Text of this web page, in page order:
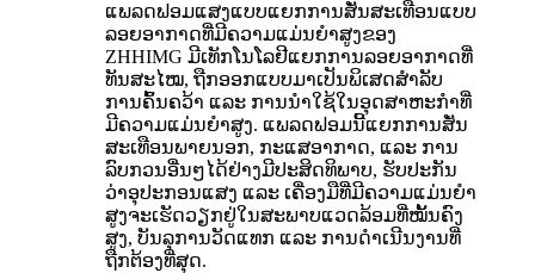
ແພລດຟອມແສງແບບແຍກການສັ່ນສະເທືອນແບບ
ລອຍອາກາດທີ່ມີຄວາມແມ່ນຍໍາສູງຂອງ
ZHHIMG ມີເທັກໂນໂລຢີແຍກການລອຍອາກາດທີ່
ທັນສະໄໝ, ຖືກອອກແບບມາເປັນພິເສດສຳລັບ
ການຄົ້ນຄວ້າ ແລະ ການນຳໃຊ້ໃນອຸດສາຫະກຳທີ່
ມີຄວາມແມ່ນຍໍາສູງ. ແພລດຟອມນີ້ແຍກການສັ່ນ
ສະເທືອນພາຍນອກ, ກະແສອາກາດ, ແລະ ການ
ລົບກວນອື່ນໆໄດ້ຢ່າງມີປະສິດທິພາບ, ຮັບປະກັນ
ວ່າອຸປະກອນແສງ ແລະ ເຄື່ອງມືທີ່ມີຄວາມແມ່ນຍໍາ
ສູງຈະເຮັດວຽກຢູ່ໃນສະພາບແວດລ້ອມທີ່ໝັ້ນຄົງ
ສູງ, ບັນລຸການວັດແທກ ແລະ ການດໍາເນີນງານທີ່
ຖືກຕ້ອງທີ່ສຸດ.